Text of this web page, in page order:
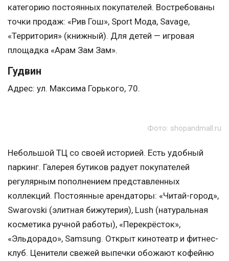
категорию постоянных покупателей. Востребованы
точки продаж: «Рив Гош», Sport Мода, Savage,
«Территория» (книжный). Для детей — игровая
площадка «Арам Зам Зам».
Гудвин
Адрес: ул. Максима Горького, 70.
Фото: shopandmall.ru
Небольшой ТЦ со своей историей. Есть удобный
паркинг. Галерея бутиков радует покупателей
регулярным пополнением представленных
коллекций. Постоянные арендаторы: «Читай-город»,
Swarovski (элитная бижутерия), Lush (натуральная
косметика ручной работы), «Перекрёсток»,
«Эльдорадо», Samsung. Открыт кинотеатр и фитнес-
клуб. Ценители свежей выпечки обожают кофейню